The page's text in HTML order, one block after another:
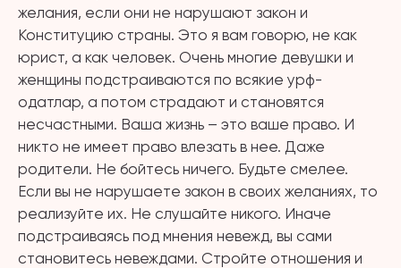
желания, если они не нарушают закон и
Конституцию страны. Это я вам говорю, не как
юрист, а как человек. Очень многие девушки и
женщины подстраиваются по всякие урф-
одатлар, а потом страдают и становятся
несчастными. Ваша жизнь – это ваше право. И
никто не имеет право влезать в нее. Даже
родители. Не бойтесь ничего. Будьте смелее.
Если вы не нарушаете закон в своих желаниях, то
реализуйте их. Не слушайте никого. Иначе
подстраиваясь под мнения невежд, вы сами
становитесь невеждами. Стройте отношения и